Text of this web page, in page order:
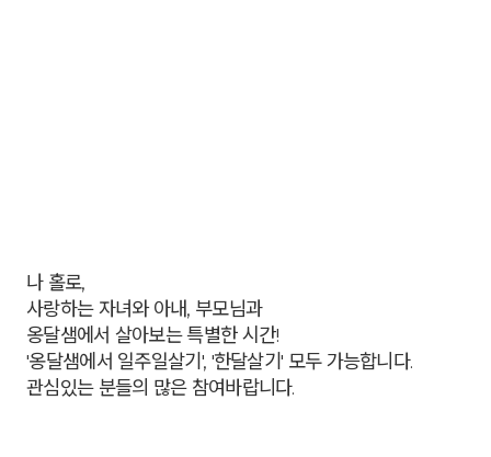
나 홀로,
사랑하는 자녀와 아내, 부모님과
옹달샘에서 살아보는 특별한 시간!
'옹달샘에서 일주일살기', '한달살기' 모두 가능합니다.
관심있는 분들의 많은 참여바랍니다.